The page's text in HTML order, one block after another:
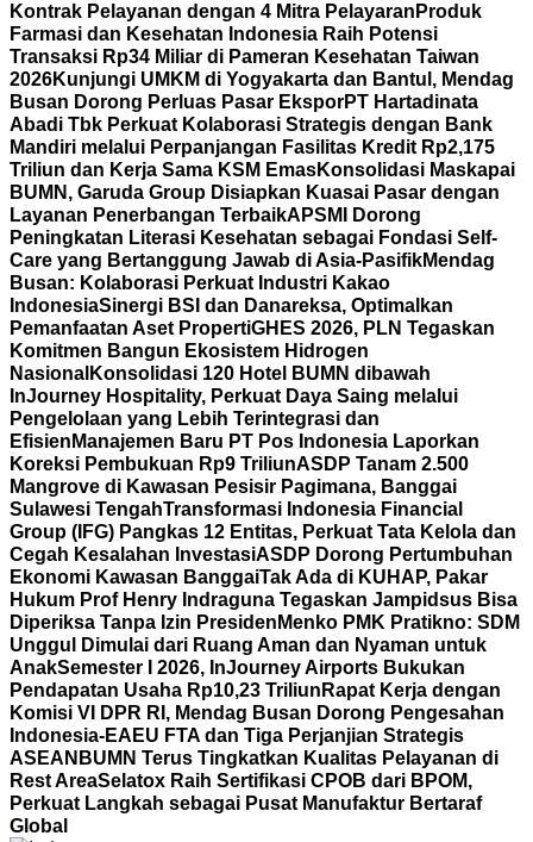
Kontrak Pelayanan dengan 4 Mitra Pelayaran Produk
Farmasi dan Kesehatan Indonesia Raih Potensi
Transaksi Rp34 Miliar di Pameran Kesehatan Taiwan
2026Kunjungi UMKM di Yogyakarta dan Bantul, Mendag
Busan Dorong Perluas Pasar EksporPT Hartadinata
Abadi Tbk Perkuat Kolaborasi Strategis dengan Bank
Mandiri melalui Perpanjangan Fasilitas Kredit Rp2,175
Triliun dan Kerja Sama KSM EmasKonsolidasi Maskapai
BUMN, Garuda Group Disiapkan Kuasai Pasar dengan
Layanan Penerbangan TerbaikAPSMI Dorong
Peningkatan Literasi Kesehatan sebagai Fondasi Self-
Care yang Bertanggung Jawab di Asia-PasifikMendag
Busan: Kolaborasi Perkuat Industri Kakao
IndonesiaSinergi BSI dan Danareksa, Optimalkan
Pemanfaatan Aset PropertiGHES 2026, PLN Tegaskan
Komitmen Bangun Ekosistem Hidrogen
Nasional Konsolidasi 120 Hotel BUMN dibawah
InJourney Hospitality, Perkuat Daya Saing melalui
Pengelolaan yang Lebih Terintegrasi dan
Efisien Manajemen Baru PT Pos Indonesia Laporkan
Koreksi Pembukuan Rp9 TriliunASDP Tanam 2.500
Mangrove di Kawasan Pesisir Pagimana, Banggai
Sulawesi TengahTransformasi Indonesia Financial
Group (IFG) Pangkas 12 Entitas, Perkuat Tata Kelola dan
Cegah Kesalahan InvestasiASDP Dorong Pertumbuhan
Ekonomi Kawasan BanggaiTak Ada di KUHAP, Pakar
Hukum Prof Henry Indraguna Tegaskan Jampidsus Bisa
Diperiksa Tanpa Izin Presiden Menko PMK Pratikno: SDM
Unggul Dimulai dari Ruang Aman dan Nyaman untuk
AnakSemester I 2026, InJourney Airports Bukukan
Pendapatan Usaha Rp10,23 Triliun Rapat Kerja dengan
Komisi VI DPR RI, Mendag Busan Dorong Pengesahan
Indonesia-EAEU FTA dan Tiga Perjanjian Strategis
ASEAN BUMN Terus Tingkatkan Kualitas Pelayanan di
Rest AreaSelatox Raih Sertifikasi CPOB dari BPOM,
Perkuat Langkah sebagai Pusat Manufaktur Bertaraf
Global